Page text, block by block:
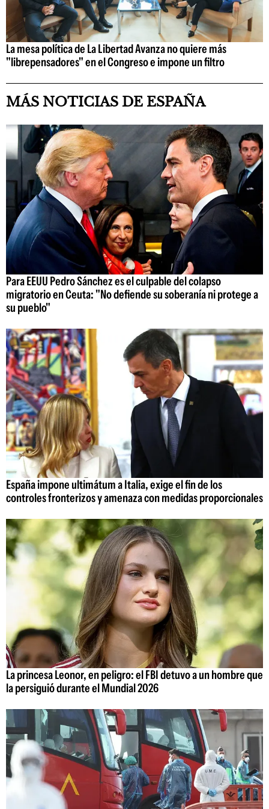
La mesa política de La Libertad Avanza no quiere más
"librepensadores" en el Congreso e impone un filtro
MÁS NOTICIAS DE ESPAÑA
Para EEUU Pedro Sánchez es el culpable del colapso
migratorio en Ceuta: "No defiende su soberanía ni protege a
su pueblo"
España impone ultimátum a Italia, exige el fin de los
controles fronterizos y amenaza con medidas proporcionales
La princesa Leonor, en peligro: el FBI detuvo a un hombre que
la persiguió durante el Mundial 2026